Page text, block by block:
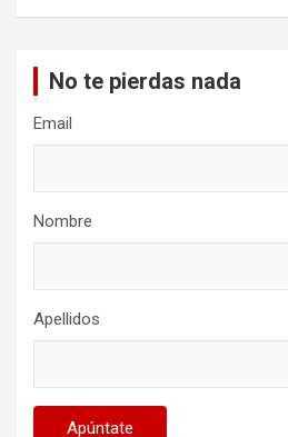
No te pierdas nada
Email
Nombre
Apellidos